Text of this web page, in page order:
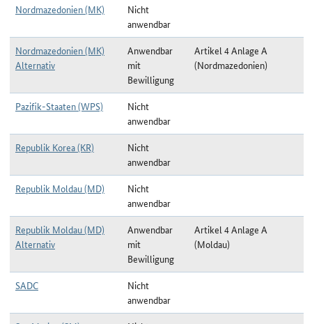
Nordmazedonien (MK)
Nicht
anwendbar
Nordmazedonien (MK)
Alternativ
Anwendbar
mit
Bewilligung
Artikel 4 Anlage A
(Nordmazedonien)
Pazifik-Staaten (WPS)
Nicht
anwendbar
Republik Korea (KR)
Nicht
anwendbar
Republik Moldau (MD)
Nicht
anwendbar
Republik Moldau (MD)
Alternativ
Anwendbar
mit
Bewilligung
Artikel 4 Anlage A
(Moldau)
SADC
Nicht
anwendbar